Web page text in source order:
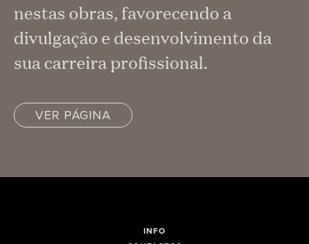
nestas obras, favorecendo a
divulgação e desenvolvimento da
sua carreira profissional.
VER PÁGINA
INFO